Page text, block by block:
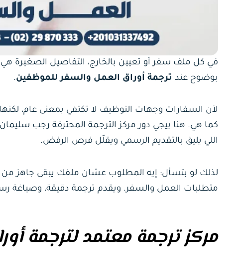
في كل ملف سفر أو تعيين بالخارج، التفاصيل الصغيرة
بوضوح عند ترجمة أوراق العمل والسفر للموظفين.
لأن السفارات وجهات التوظيف لا تكتفي بمعنى عام،
كما هي. هنا ييجي دور مركز الترجمة المحترفة رجب
اللي يليق بالتقديم الرسمي ويقلّل فرص الرفض.
لذلك لو بتسأل: إيه المطلوب عشان ملفك يبقى جاهز من
متطلبات العمل والسفر. ويقدم ترجمة دقيقة، وصياغة
مركز ترجمة معتمد لترجمة